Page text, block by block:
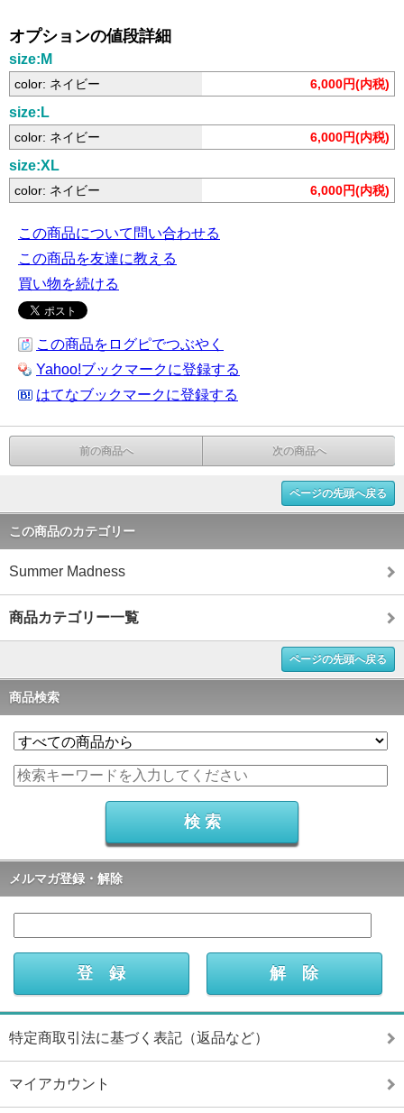
オプションの値段詳細
size:M
color: ネイビー 6,000円(内税)
size:L
color: ネイビー 6,000円(内税)
size:XL
color: ネイビー 6,000円(内税)
この商品について問い合わせる
この商品を友達に教える
買い物を続ける
この商品をログピでつぶやく
Yahoo!ブックマークに登録する
はてなブックマークに登録する
前の商品へ 次の商品へ
ページの先頭へ戻る
この商品のカテゴリー
Summer Madness
商品カテゴリー一覧
ページの先頭へ戻る
商品検索
メルマガ登録・解除
特定商取引法に基づく表記（返品など）
マイアカウント